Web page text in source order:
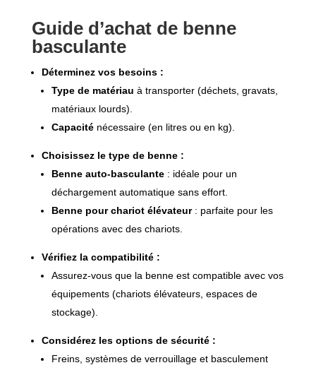
Guide d’achat de benne
basculante
Déterminez vos besoins :
Type de matériau à transporter (déchets, gravats,
matériaux lourds).
Capaciténécessaire (en litres ou en kg).
Choisissez le type de benne :
Benne auto-basculante: idéale pour un
déchargement automatique sans effort.
Benne pour chariot élévateur: parfaite pour les
opérations avec des chariots.
Vérifiez la compatibilité :
Assurez-vous que la benne est compatible avec vos
équipements (chariots élévateurs, espaces de
stockage).
Considérez les options de sécurité :
Freins, systèmes de verrouillage et basculement